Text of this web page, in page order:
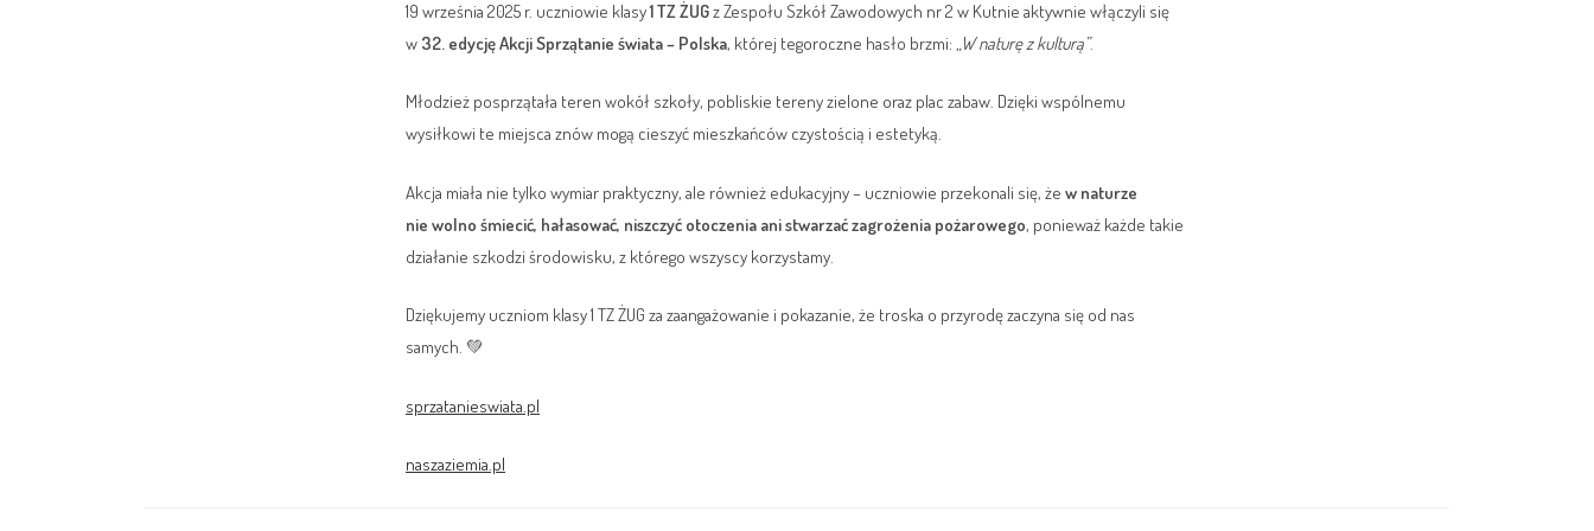
19 września 2025 r. uczniowie klasy1 TZ ŻUGz Zespołu Szkół Zawodowych nr 2 w Kutnie aktywnie włączyli się
w 32. edycję Akcji Sprzątanie świata – Polska, której tegoroczne hasło brzmi: „W naturę z kulturą”.
Młodzież posprzątała teren wokół szkoły, pobliskie tereny zielone oraz plac zabaw. Dzięki wspólnemu
wysiłkowi te miejsca znów mogą cieszyć mieszkańców czystością i estetyką.
Akcja miała nie tylko wymiar praktyczny, ale również edukacyjny – uczniowie przekonali się, że w naturze
nie wolno śmiecić, hałasować, niszczyć otoczenia ani stwarzać zagrożenia pożarowego, ponieważ każde takie
działanie szkodzi środowisku, z którego wszyscy korzystamy.
Dziękujemy uczniom klasy 1 TZ ŻUG za zaangażowanie i pokazanie, że troska o przyrodę zaczyna się od nas
samych. 💚
sprzatanieswiata.pl
naszaziemia.pl